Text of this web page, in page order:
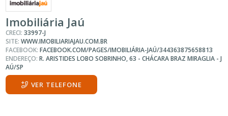
Imobiliária Jaú
CRECI:33997-J
SITE:WWW.IMOBILIARIAJAU.COM.BR
FACEBOOK:FACEBOOK.COM/PAGES/IMOBILIÁRIA-JAÚ/344363875658813
ENDEREÇO:R. ARISTIDES LOBO SOBRINHO, 63 - CHÁCARA BRAZ MIRAGLIA - J
AÚ/SP
VER TELEFONE